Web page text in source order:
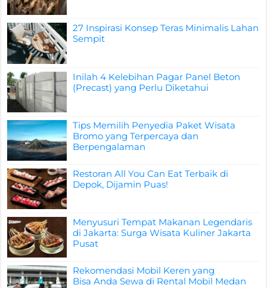
27 Inspirasi Konsep Teras Minimalis Lahan
Sempit
Inilah 4 Kelebihan Pagar Panel Beton
(Precast) yang Perlu Diketahui
Tips Memilih Penyedia Paket Wisata
Bromo yang Terpercaya dan
Berpengalaman
Restoran All You Can Eat Terbaik di
Depok, Dijamin Puas!
Menyusuri Tempat Makanan Legendaris
di Jakarta: Surga Wisata Kuliner Jakarta
Pusat
Rekomendasi Mobil Keren yang
Bisa Anda Sewa di Rental Mobil Medan